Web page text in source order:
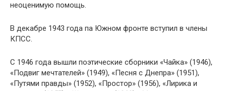
неоценимую помощь.
В декабре 1943 года па Южном фронте вступил в члены
КПСС.
С 1946 года вышли поэтические сборники «Чайка» (1946),
«Подвиг мечтателей» (1949), «Песня с Днепра» (1951),
«Путями правды» (1952), «Простор» (1956), «Лирика и